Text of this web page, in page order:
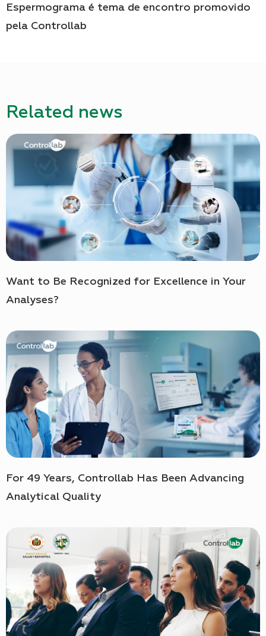
Espermograma é tema de encontro promovido
pela Controllab
Related news
Want to Be Recognized for Excellence in Your
Analyses?
For 49 Years, Controllab Has Been Advancing
Analytical Quality